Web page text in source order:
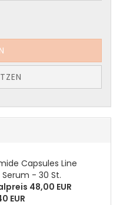
Capsules Line
Serum - 30 St.
48,00 EUR
EUR